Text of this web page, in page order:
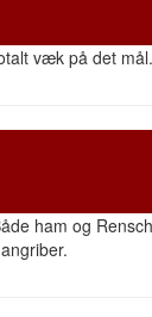
væk på det
ham og